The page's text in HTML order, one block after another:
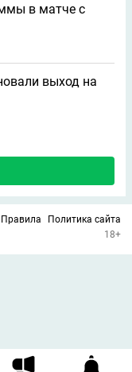
в матче с
выход на
Правила
Политика сайта
18+